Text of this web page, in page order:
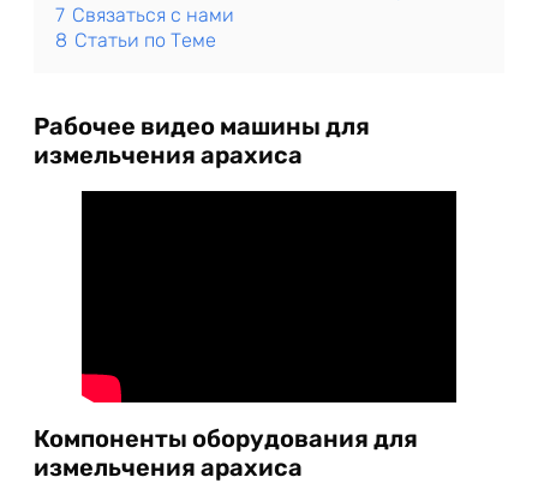
7 Связаться с нами
8 Статьи по Теме
Рабочее видео машины для
измельчения арахиса
Компоненты оборудования для
измельчения арахиса